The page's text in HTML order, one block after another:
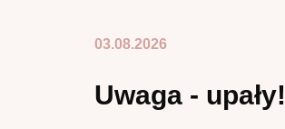
03.08.2026
Uwaga - upały!